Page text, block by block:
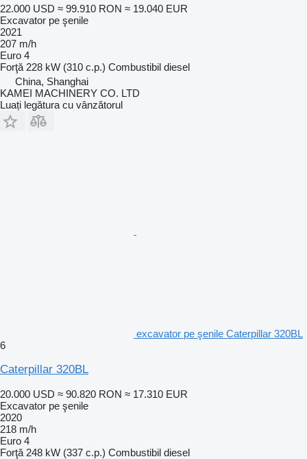
22.000 USD ≈ 99.910 RON ≈ 19.040 EUR
Excavator pe şenile
2021
207 m/h
Euro 4
Forţă 228 kW (310 c.p.) Combustibil diesel
China, Shanghai
KAMEI MACHINERY CO. LTD
Luați legătura cu vânzătorul
excavator pe şenile Caterpillar 320BL
6
Caterpillar 320BL
20.000 USD ≈ 90.820 RON ≈ 17.310 EUR
Excavator pe şenile
2020
218 m/h
Euro 4
Forţă 248 kW (337 c.p.) Combustibil diesel